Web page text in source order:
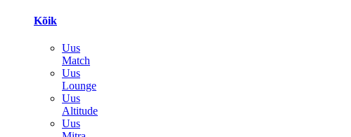
Kõik
Uus
Match
Uus
Lounge
Uus
Altitude
Uus